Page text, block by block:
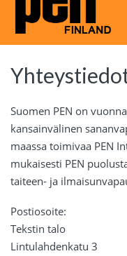
Suomen PEN on
kansainvälinen
maassa toimivaa PEN
mukaisesti PEN
taiteen- ja
Postiosoite:
Tekstin talo
Lintulahdenkatu 3